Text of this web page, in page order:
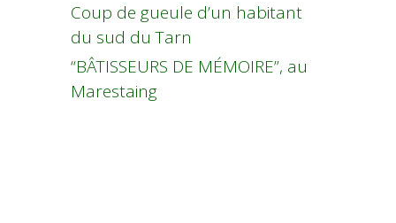
Coup de gueule d’un habitant
du sud du Tarn
“BÂTISSEURS DE MÉMOIRE”, au
Marestaing